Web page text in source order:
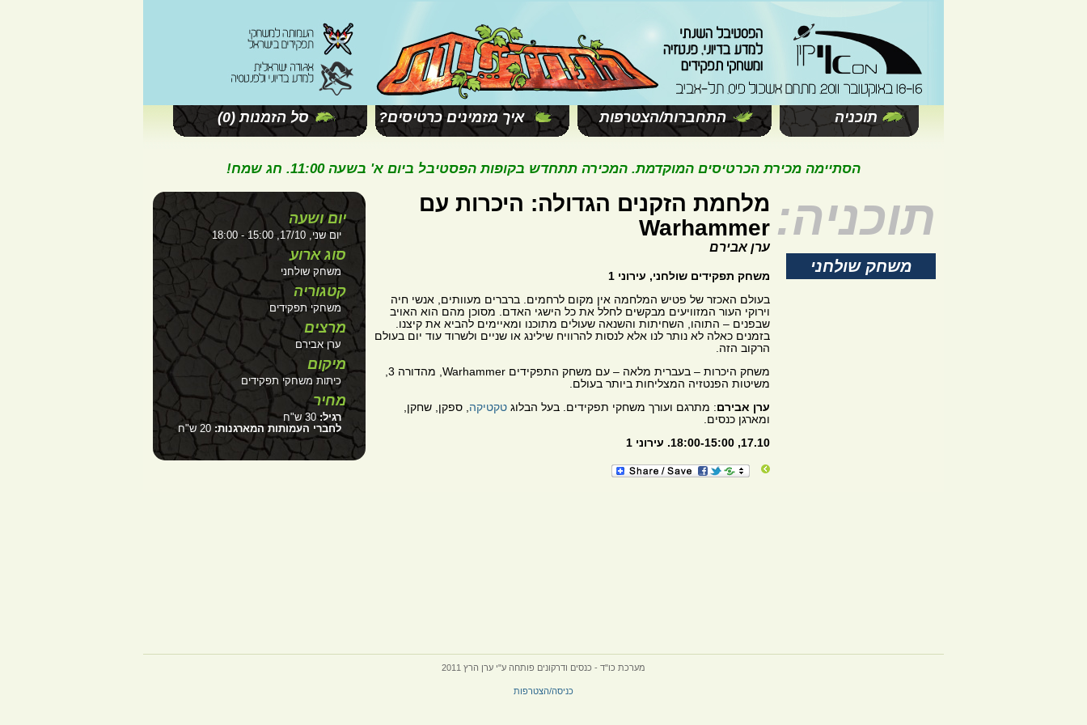
תוכניה התחברות/הצטרפות איך מזמינים כרטיסים? סל הזמנות (0)
הסתיימה מכירת הכרטיסים המוקדמת. המכירה תתחדש בקופות הפסטיבל ביום א' בשעה 11:00. חג שמח!
תוכניה:
משחק שולחני
מלחמת הזקנים הגדולה: היכרות עם
Warhammer
ערן אבירם
משחק תפקידים שולחני, עירוני 1
בעולם האכזר של פטיש המלחמה אין מקום לרחמים. ברברים מעוותים, אנשי חיה
וירוקי העור המזוויעים מבקשים לחלל את כל הישגי האדם. מסוכן מהם הוא האויב
שבפנים – התוהו, השחיתות והשנאה שעולים מתוכנו ומאיימים להביא את קיצנו.
בזמנים כאלה לא נותר לנו אלא לנסות להרוויח שילינג או שניים ולשרוד עוד יום בעולם
הרקוב הזה.
משחק היכרות – בעברית מלאה – עם משחק התפקידים Warhammer
משיטות הפנטזיה המצליחות ביותר בעולם.
ערן אבירם: מתרגם ועורך משחקי תפקידים. בעל הבלוג טקטיקה , ספקן, שחקן,
ומארגן כנסים.
17.10, 18:00-15:00. עירוני 1
יום ושעה
יום שני, 17/10, 15:00 - 18:00
סוג ארוע
משחק שולחני
קטגוריה
משחקי תפקידים
מרצים
ערן אבירם
מיקום
כיתות משחקי תפקידים
מחיר
רגיל:30 ש"ח
לחברי העמותות המארגנות:
מערכת כו"ד - כנסים ודרקונים פותחה ע"י ערן הרץ 2011
כניסה/הצטרפות